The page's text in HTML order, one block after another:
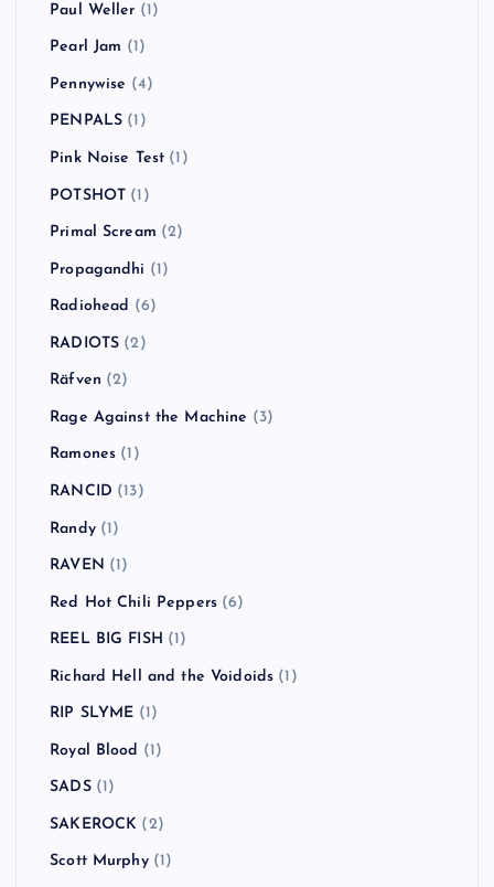
Paul Weller (1)
Pearl Jam (1)
Pennywise (4)
PENPALS (1)
Pink Noise Test (1)
POTSHOT (1)
Primal Scream (2)
Propagandhi (1)
Radiohead (6)
RADIOTS (2)
Räfven (2)
Rage Against the Machine (3)
Ramones (1)
RANCID (13)
Randy(1)
RAVEN (1)
Red Hot Chili Peppers (6)
REEL BIG FISH (1)
Richard Hell and the Voidoids (1)
RIP SLYME (1)
Royal Blood (1)
SADS(1)
SAKEROCK (2)
Scott Murphy(1)